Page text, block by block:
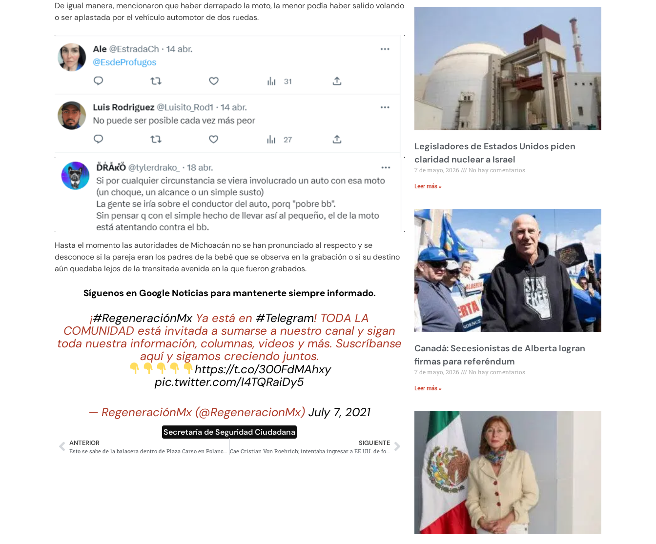
De igual manera, mencionaron que haber derrapado la moto, la menor podía haber salido volando
o ser aplastada por el vehículo automotor de dos ruedas.
Hasta el momento las autoridades de Michoacán no se han pronunciado al respecto y se
desconoce si la pareja eran los padres de la bebé que se observa en la grabación o si su destino
aún quedaba lejos de la transitada avenida en la que fueron grabados.
Síguenos en Google Noticias para mantenerte siempre informado.
¡#RegeneraciónMxYa está en #Telegram! TODA LA
COMUNIDAD está invitada a sumarse a nuestro canal y sigan
toda nuestra información, columnas, videos y más. Suscríbanse
aquí y sigamos creciendo juntos.
https://t.co/300FdMAhxy
pic.twitter.com/I4TQRaiDy5
— RegeneraciónMx (@RegeneracionMx)July 7, 2021
Secretaría de Seguridad Ciudadana
ANTERIOR SIGUIENTE
Cae Cristian Von Roehrich; intentaba ingresar a EE.UU. de forma ilegal
Legisladores de Estados Unidos piden
claridad nuclear a Israel
7 de mayo, 2026 No hay comentarios
Leer más »
Canadá: Secesionistas de Alberta logran
firmas para referéndum
7 de mayo, 2026 No hay comentarios
Leer más »